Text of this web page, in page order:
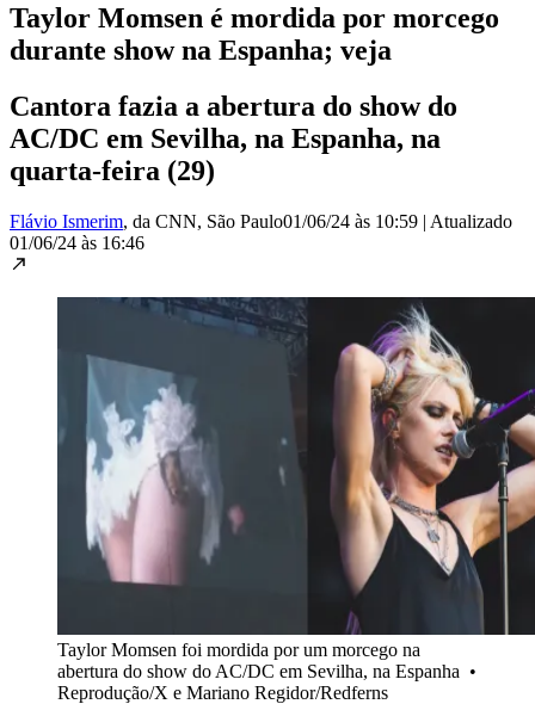
Taylor Momsen é mordida por morcego
durante show na Espanha; veja
Cantora fazia a abertura do show do
AC/DC em Sevilha, na Espanha, na
quarta-feira (29)
Flávio Ismerim, da CNN, São Paulo01/06/24 às 10:59 | Atualizado
01/06/24 às 16:46
Taylor Momsen foi mordida por um morcego na
abertura do show do AC/DC em Sevilha, na Espanha •
Reprodução/X e Mariano Regidor/Redferns